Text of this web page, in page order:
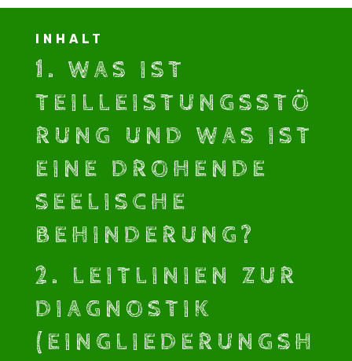
INHALT
1. WAS IST
TEILLEISTUNGSSTÖ
RUNG UND WAS IST
EINE DROHENDE
SEELISCHE
BEHINDERUNG?
2. LEITLINIEN ZUR
DIAGNOSTIK
(EINGLIEDERUNGSH